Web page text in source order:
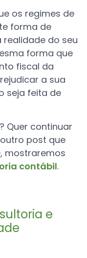
os regimes de
forma de
do seu
forma que
fiscal da
a sua
seja feita de
Quer continuar
post que
mostraremos
contábil.
e